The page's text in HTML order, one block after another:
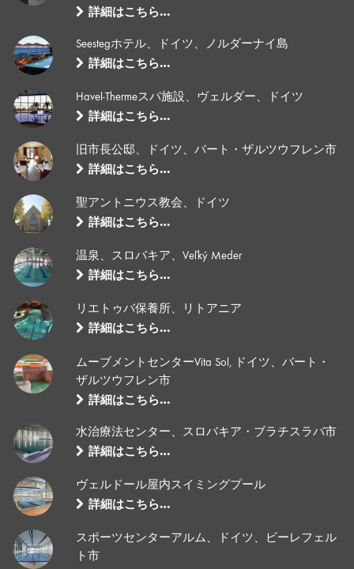
詳細はこちら…
Seestegホテル、ドイツ、ノルダーナイ島
詳細はこちら…
Havel-Thermeスパ施設、ヴェルダー、ドイツ
詳細はこちら…
旧市長公邸、ドイツ、バート・ザルツウフレン市
詳細はこちら…
聖アントニウス教会、ドイツ
詳細はこちら…
温泉、スロバキア、Veľký Meder
詳細はこちら…
リエトゥバ保養所、リトアニア
詳細はこちら…
ムーブメントセンターVita Sol, ドイツ、バート・
ザルツウフレン市
詳細はこちら…
水治療法センター、スロバキア・ブラチスラバ市
詳細はこちら…
ヴェルドール屋内スイミングプール
詳細はこちら…
スポーツセンターアルム、ドイツ、ビーレフェル
ト市